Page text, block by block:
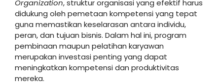
Organization, struktur organisasi yang efektif harus
didukung oleh pemetaan kompetensi yang tepat
guna memastikan keselarasan antara individu,
peran, dan tujuan bisnis. Dalam hal ini, program
pembinaan maupun pelatihan karyawan
merupakan investasi penting yang dapat
meningkatkan kompetensi dan produktivitas
mereka.